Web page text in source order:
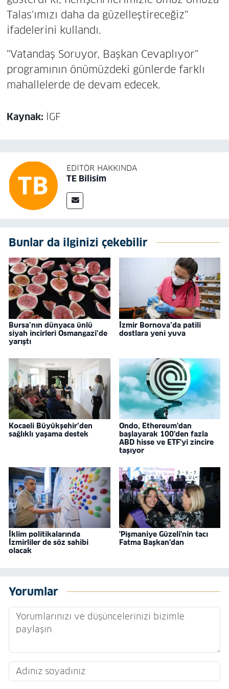
Talas'ımızı daha da güzelleştireceğiz"
ifadelerini kullandı.
"Vatandaş Soruyor, Başkan Cevaplıyor"
programının önümüzdeki günlerde farklı
mahallelerde de devam edecek.
Kaynak: İGF
EDITÖR HAKKINDA
TE Bilisim
Bunlar da ilginizi çekebilir
Bursa’nın dünyaca ünlü
siyah incirleri Osmangazi’de
yarıştı
İzmir Bornova’da patili
dostlara yeni yuva
Kocaeli Büyükşehir’den
sağlıklı yaşama destek
Ondo, Ethereum'dan
başlayarak 100'den fazla
ABD hisse ve ETF'yi zincire
taşıyor
İklim politikalarında
İzmirliler de söz sahibi
olacak
'Pişmaniye Güzeli'nin tacı
Fatma Başkan'dan
Yorumlar